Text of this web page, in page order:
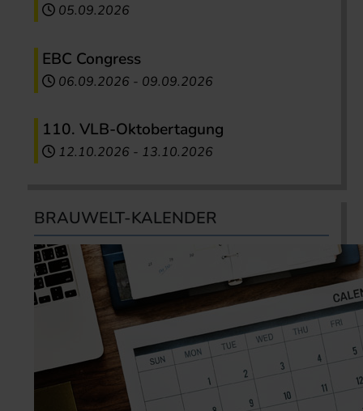
05.09.2026
EBC Congress
06.09.2026 - 09.09.2026
110. VLB-Oktobertagung
12.10.2026 - 13.10.2026
BRAUWELT-KALENDER